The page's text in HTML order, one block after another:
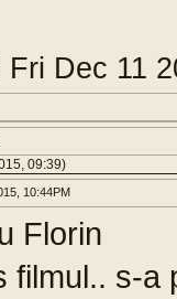
Fri Dec 11
09:39)
10:44PM
Florin
filmul.. s-a